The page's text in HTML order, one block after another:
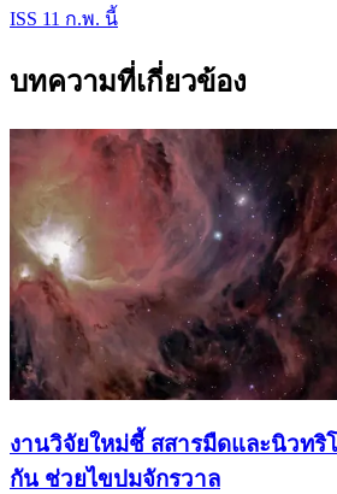
ISS 11 ก.พ. นี้
บทความที่เกี่ยวข้อง
งานวิจัยใหม่ชี้ สสารมืดและนิวท
กัน ช่วยไขปมจักรวาล